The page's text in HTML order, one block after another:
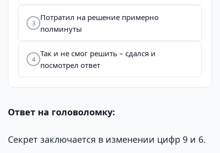
3
Потратил на решение примерно
полминуты
4
Так и не смог решить – сдался и
посмотрел ответ
Ответ на головоломку:
Секрет заключается в изменении цифр 9 и 6.